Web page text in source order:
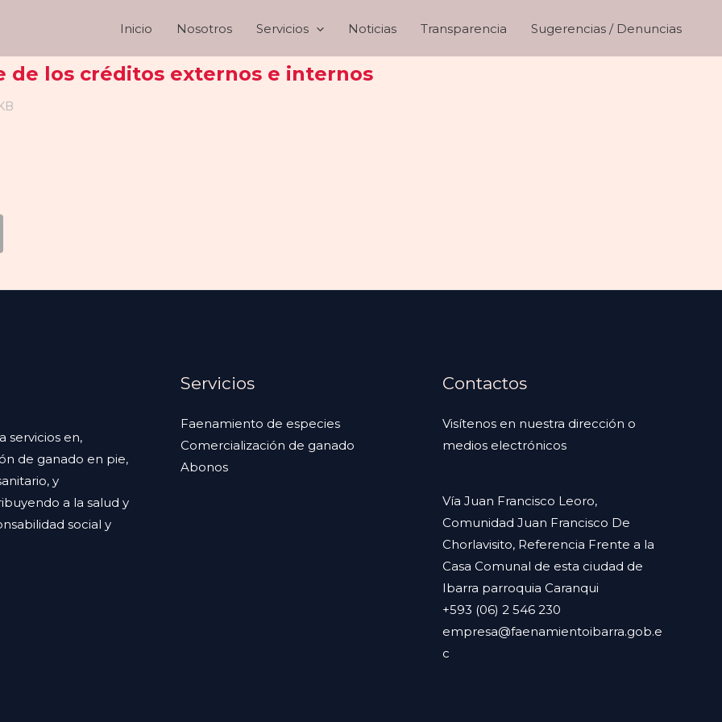
Inicio Nosotros Servicios Noticias Transparencia Sugerencias / Denuncias
de los créditos externos e internos
servicios en,
de ganado en pie,
y
a la salud y
social y
Servicios
Faenamiento de especies
Comercialización de ganado
Abonos
Contactos
Visítenos en nuestra dirección o
medios electrónicos
Vía Juan Francisco Leoro,
Comunidad Juan Francisco De
Chorlavisito, Referencia Frente a la
Casa Comunal de esta ciudad de
Ibarra parroquia Caranqui
+593 (06) 2 546 230
empresa@faenamientoibarra.gob.e
c